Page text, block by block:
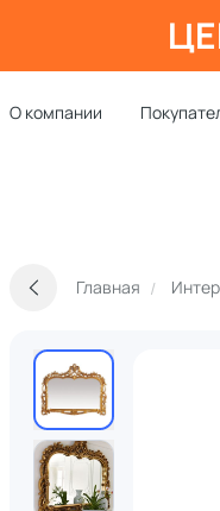
О компании
Главная